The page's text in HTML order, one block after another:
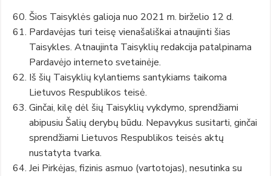
Šios Taisyklės galioja nuo 2021 m. birželio 12 d.
Pardavėjas turi teisę vienašališkai atnaujinti šias
Taisykles. Atnaujinta Taisyklių redakcija patalpinama
Pardavėjo interneto svetainėje.
Iš šių Taisyklių kylantiems santykiams taikoma
Lietuvos Respublikos teisė.
Ginčai, kilę dėl šių Taisyklių vykdymo, sprendžiami
abipusiu Šalių derybų būdu. Nepavykus susitarti, ginčai
sprendžiami Lietuvos Respublikos teisės aktų
nustatyta tvarka.
Jei Pirkėjas, fizinis asmuo (vartotojas), nesutinka su